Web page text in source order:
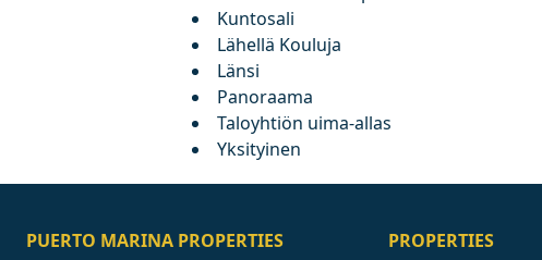
Kuntosali
Lähellä Kouluja
Länsi
Panoraama
Taloyhtiön uima-allas
Yksityinen
PUERTO MARINA PROPERTIES
PROPERTIES